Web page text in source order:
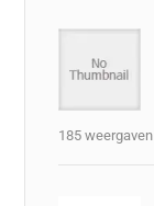
185 weergaven